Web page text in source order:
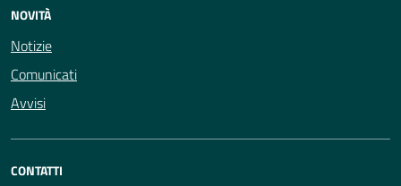
NOVITÀ
Notizie
Comunicati
Avvisi
CONTATTI